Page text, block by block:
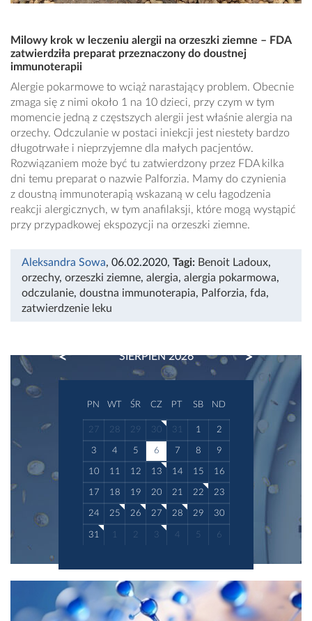
Milowy krok w leczeniu alergii na orzeszki ziemne – FDA
zatwierdziła preparat przeznaczony do doustnej
immunoterapii
Alergie pokarmowe to wciąż narastający problem. Obecnie
zmaga się z nimi około 1 na 10 dzieci, przy czym w tym
momencie jedną z częstszych alergii jest właśnie alergia na
orzechy. Odczulanie w postaci iniekcji jest niestety bardzo
długotrwałe i nieprzyjemne dla małych pacjentów.
Rozwiązaniem może być tu zatwierdzony przez FDA kilka
dni temu preparat o nazwie Palforzia. Mamy do czynienia
z doustną immunoterapią wskazaną w celu łagodzenia
reakcji alergicznych, w tym anafilaksji, które mogą wystąpić
przy przypadkowej ekspozycji na orzeszki ziemne.
Aleksandra Sowa, 06.02.2020, Tagi: Benoit Ladoux,
orzechy, orzeszki ziemne, alergia, alergia pokarmowa,
odczulanie, doustna immunoterapia, Palforzia, fda,
zatwierdzenie leku
SIERPIEŃ 2026
PREVIOUS NEXT
PN WT ŚR CZ PT SB ND
27 28 29 30 31 1 2
3 4 5 6 7 8 9
10 11 12 13 14 15 16
17 18 19 20 21 22 23
24 25 26 27 28 29 30
31 1 2 3 4 5 6